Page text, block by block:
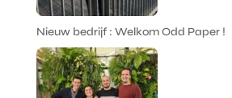
Nieuw bedrijf : Welkom Odd Paper !